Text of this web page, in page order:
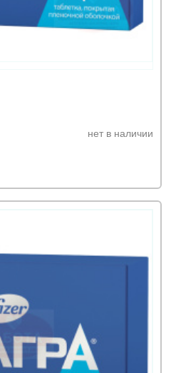
нет в наличии